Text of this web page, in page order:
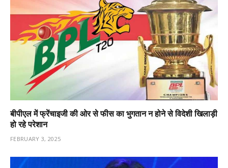
बीपीएल में फ्रेंचाइजी की ओर से फीस का भुगतान न होने से विदेशी खिलाड़ी
हो रहे परेशान
FEBRUARY 3, 2025